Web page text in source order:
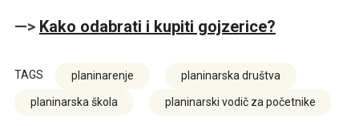
—> Kako odabrati i kupiti gojzerice?
TAGS planinarenje planinarska društva
planinarska škola planinarski vodič za početnike